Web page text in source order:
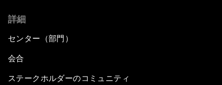
詳細
センター（部門）
会合
ステークホルダーのコミュニティ